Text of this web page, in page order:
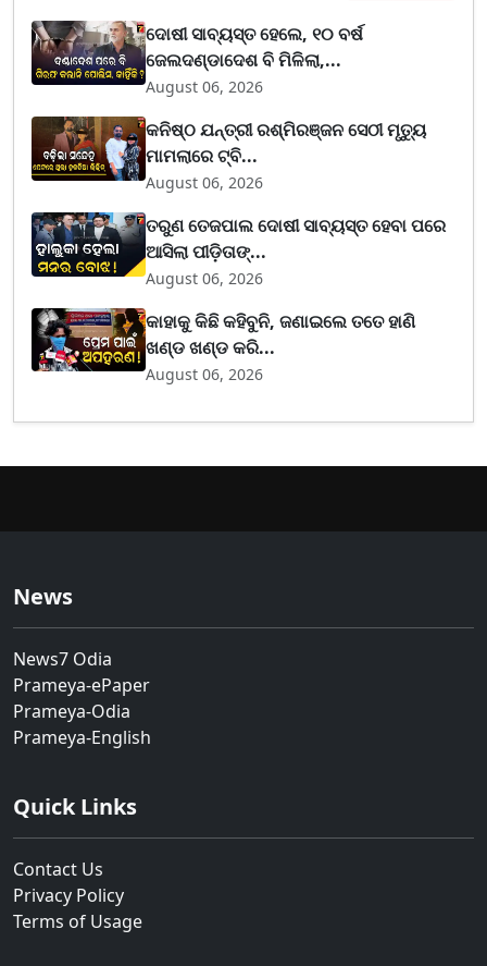
ଦୋଷୀ ସାବ୍ୟସ୍ତ ହେଲେ, ୧୦ ବର୍ଷ
ଜେଲଦଣ୍ଡାଦେଶ ବି ମିଳିଲା,...
August 06, 2026
କନିଷ୍ଠ ଯନ୍ତ୍ରୀ ରଶ୍ମିରଞ୍ଜନ ସେଠୀ ମୃତ୍ୟୁ
ମାମଲାରେ ଟ୍ବି...
August 06, 2026
ତରୁଣ ତେଜପାଲ ଦୋଷୀ ସାବ୍ୟସ୍ତ ହେବା ପରେ
ଆସିଲା ପୀଡ଼ିତାଙ୍...
August 06, 2026
କାହାକୁ କିଛି କହିବୁନି, ଜଣାଇଲେ ତତେ ହାଣି
ଖଣ୍ଡ ଖଣ୍ଡ କରି...
August 06, 2026
News
News7 Odia
Prameya-ePaper
Prameya-Odia
Prameya-English
Quick Links
Contact Us
Privacy Policy
Terms of Usage